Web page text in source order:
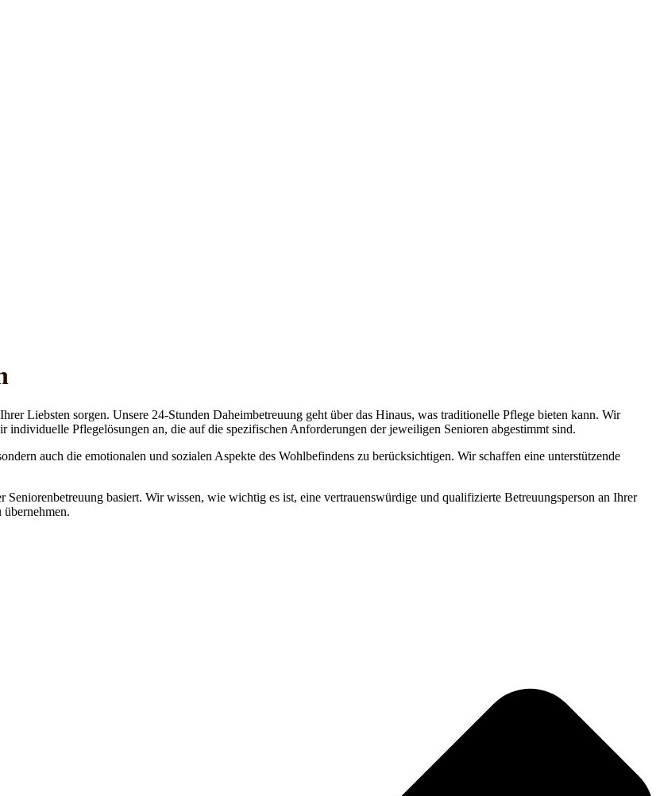
Liebsten sorgen. Unsere 24-Stunden Daheimbetreuung geht über das Hinaus, was traditionelle Pflege bieten kann. Wir
individuelle Pflegelösungen an, die auf die spezifischen Anforderungen der jeweiligen Senioren abgestimmt sind.
auch die emotionalen und sozialen Aspekte des Wohlbefindens zu berücksichtigen. Wir schaffen eine unterstützende
basiert. Wir wissen, wie wichtig es ist, eine vertrauenswürdige und qualifizierte Betreuungsperson an Ihrer